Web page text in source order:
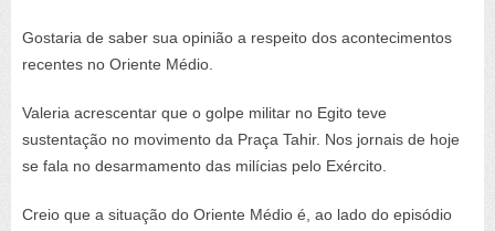
Gostaria de saber sua opinião a respeito dos acontecimentos
recentes no Oriente Médio.
Valeria acrescentar que o golpe militar no Egito teve
sustentação no movimento da Praça Tahir. Nos jornais de hoje
se fala no desarmamento das milícias pelo Exército.
Creio que a situação do Oriente Médio é, ao lado do episódio